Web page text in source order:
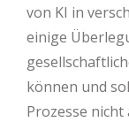
von KI in
einige
können und
Prozesse